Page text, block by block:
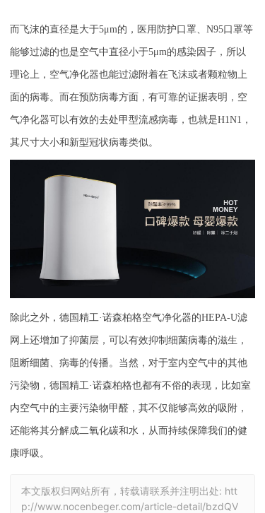
而飞沫的直径是大于5μm的，医用防护口罩、N95口罩等
能够过滤的也是空气中直径小于5μm的感染因子 ， 所以
理论上，空气净化器也能过滤附着在飞沫或者颗粒物上
面的病毒。而在预防病毒方面，有可靠的证据表明，空
气净化器可以有效的去处甲型流感病毒 ， 也就是H1N1，
其尺寸大小和新型冠状病毒类似。
除此之外，德国精工·诺森柏格空气净化器的HEPA-U滤
网上还增加了抑菌层，可以有效抑制细菌病毒的滋生，
阻断细菌、病毒的传播。当然，对于室内空气中的其他
污染物，德国精工·诺森柏格也都有不俗的表现，比如室
内空气中的主要污染物甲醛，其不仅能够高效的吸附，
还能将其分解成二氧化碳和水，从而持续保障我们的健
康呼吸。
本文版权归网站所有，转载请联系并注明出处: htt
p://www.nocenbeger.com/article-detail/bzdQV